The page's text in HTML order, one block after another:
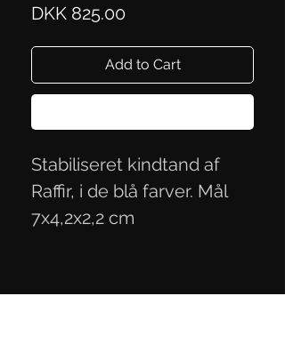
DKK 825.00Price
Add to Cart
Stabiliseret kindtand af
Raffir, i de blå farver. Mål
7x4,2x2,2 cm